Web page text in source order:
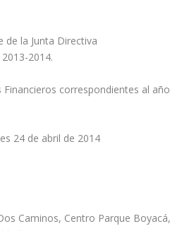
de la Junta Directiva
2014.
correspondientes al año
24 de abril de 2014
Caminos, Centro Parque Boyacá,